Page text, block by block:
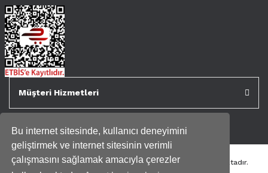
Bu internet sitesinde, kullanıcı deneyimini
geliştirmek ve internet sitesinin verimli
çalışmasını sağlamak amacıyla çerezler
Müşteri Hizmetleri
Tüm kredi kartı bilgileriniz 256bit SSL Sertifikası ile korunmaktadır.